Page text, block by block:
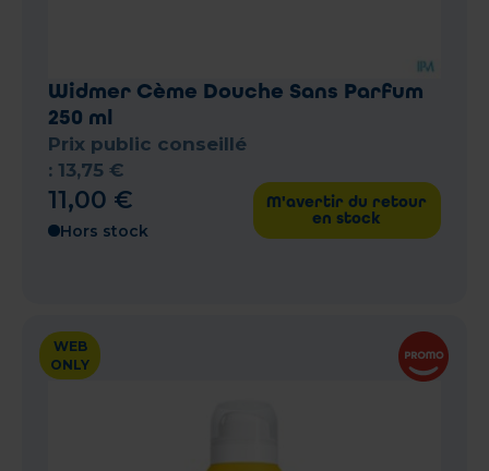
Widmer Cème Douche Sans Parfum
250 ml
Prix public conseillé
: 13,75 €
11,00 €
Hors stock
M'avertir du retour
en stock
WEB
ONLY